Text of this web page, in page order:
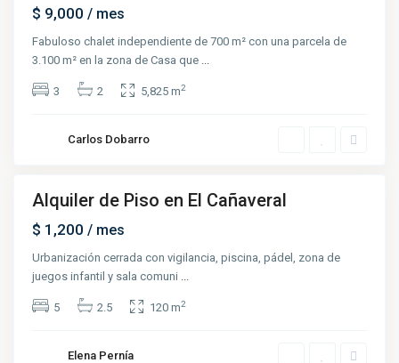
$ 9,000/ mes
Fabuloso chalet independiente de 700 m² con una parcela de
3.100 m² en la zona de Casa que
3 2 5,825 m2
Carlos Dobarro
Alquiler de Piso en El Cañaveral
$ 1,200/ mes
Urbanización cerrada con vigilancia, piscina, pádel, zona de
juegos infantil y sala comuni
5 2.5 120 m2
Elena Pernía